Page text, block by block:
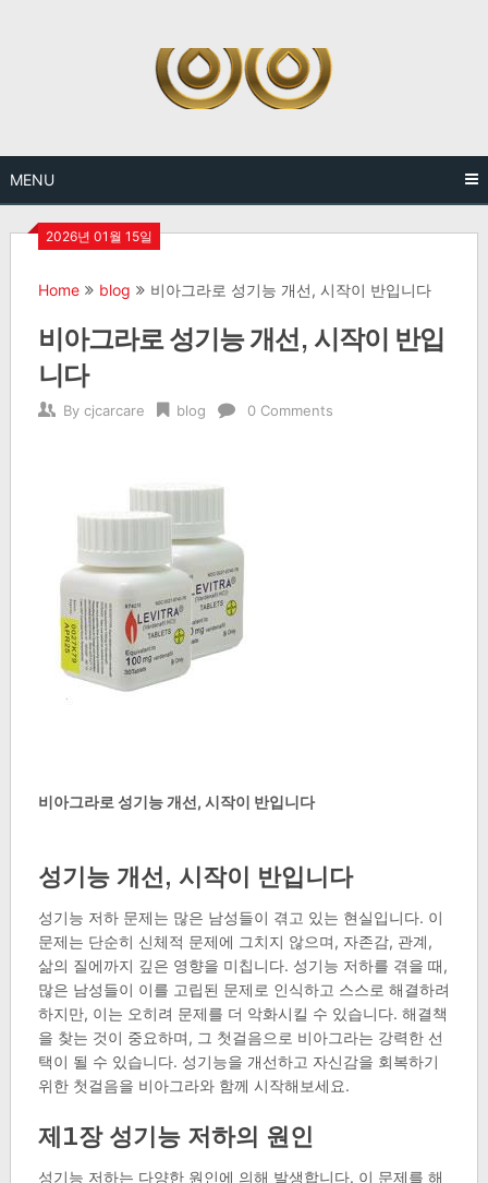
MENU
2026년 01월 15일
Home blog 비아그라로 성기능 개선, 시작이 반입니다
비아그라로 성기능 개선, 시작이 반입
니다
By cjcarcare blog 0 Comments
비아그라로 성기능 개선, 시작이 반입니다
성기능 개선, 시작이 반입니다
성기능 저하 문제는 많은 남성들이 겪고 있는 현실입니다. 이
문제는 단순히 신체적 문제에 그치지 않으며, 자존감, 관계,
삶의 질에까지 깊은 영향을 미칩니다. 성기능 저하를 겪을 때,
많은 남성들이 이를 고립된 문제로 인식하고 스스로 해결하려
하지만, 이는 오히려 문제를 더 악화시킬 수 있습니다. 해결책
을 찾는 것이 중요하며, 그 첫걸음으로 비아그라는 강력한 선
택이 될 수 있습니다. 성기능을 개선하고 자신감을 회복하기
위한 첫걸음을 비아그라와 함께 시작해보세요.
제1장 성기능 저하의 원인
성기능 저하는 다양한 원인에 의해 발생합니다. 이 문제를 해